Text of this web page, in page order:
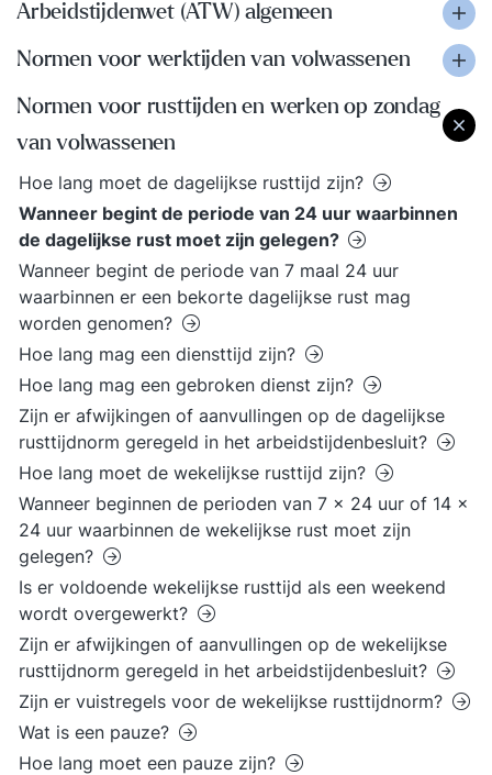
Arbeidstijdenwet (ATW) algemeen
Normen voor werktijden van volwassenen
Normen voor rusttijden en werken op zondag
van volwassenen
Hoe lang moet de dagelijkse rusttijd zijn?
Wanneer begint de periode van 24 uur waarbinnen
de dagelijkse rust moet zijn gelegen?
Wanneer begint de periode van 7 maal 24 uur
waarbinnen er een bekorte dagelijkse rust mag
worden genomen?
Hoe lang mag een diensttijd zijn?
Hoe lang mag een gebroken dienst zijn?
Zijn er afwijkingen of aanvullingen op de dagelijkse
rusttijdnorm geregeld in het arbeidstijdenbesluit?
Hoe lang moet de wekelijkse rusttijd zijn?
Wanneer beginnen de perioden van 7 x 24 uur of 14 x
24 uur waarbinnen de wekelijkse rust moet zijn
gelegen?
Is er voldoende wekelijkse rusttijd als een weekend
wordt overgewerkt?
Zijn er afwijkingen of aanvullingen op de wekelijkse
rusttijdnorm geregeld in het arbeidstijdenbesluit?
Zijn er vuistregels voor de wekelijkse rusttijdnorm?
Wat is een pauze?
Hoe lang moet een pauze zijn?